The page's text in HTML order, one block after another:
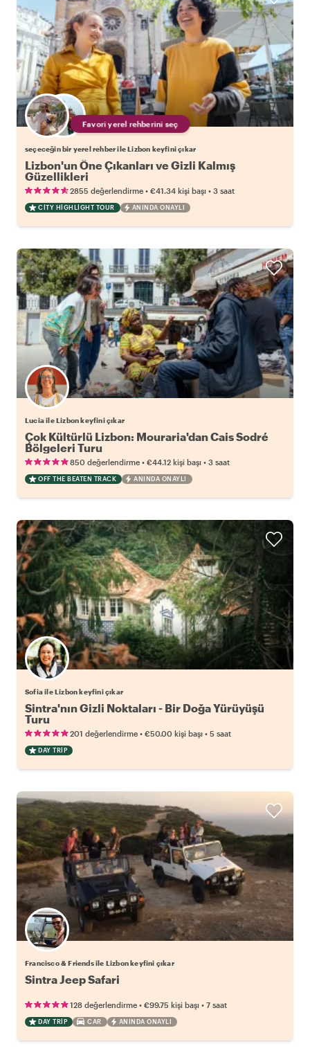
Favori yerel rehberini seç
seçeceğin bir yerel rehber ile Lizbon keyfini çıkar
Lizbon'un Öne Çıkanları ve Gizli Kalmış
Güzellikleri
2855 değerlendirme • €41.34 kişi başı • 3 saat
CITY HIGHLIGHT TOUR ANINDA ONAYLI
Lucia ile Lizbon keyfini çıkar
Çok Kültürlü Lizbon: Mouraria'dan Cais Sodré
Bölgeleri Turu
850 değerlendirme • €44.12 kişi başı • 3 saat
OFF THE BEATEN TRACK ANINDA ONAYLI
Sofia ile Lizbon keyfini çıkar
Sintra'nın Gizli Noktaları - Bir Doğa Yürüyüşü
Turu
201 değerlendirme • €50.00 kişi başı • 5 saat
DAY TRIP
Francisco & Friends ile Lizbon keyfini çıkar
Sintra Jeep Safari
128 değerlendirme • €99.75 kişi başı • 7 saat
DAY TRIP CAR ANINDA ONAYLI